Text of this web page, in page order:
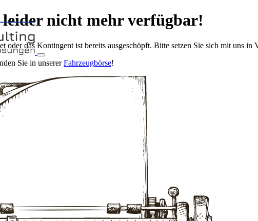
leider nicht mehr verfügbar!
oder das Kontingent ist bereits ausgeschöpft. Bitte setzen Sie sich mit uns in
Sie in unsererFahrzeugbörse!